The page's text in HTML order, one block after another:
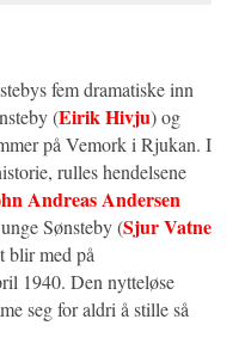
fem dramatiske inn
(Eirik Hivju) og
på Vemork i Rjukan. I
rulles hendelsene
Andreas Andersen
Sønsteby (Sjur Vatne
blir med på
1940. Den nytteløse
seg for aldri å stille så